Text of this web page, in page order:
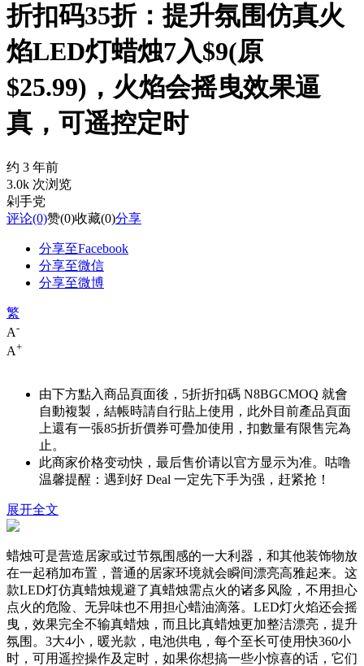
折扣码35折：提升氛围仿真火
焰LED灯蜡烛7入$9(原
$25.99)，火焰会摇曳效果逼
真，可遥控定时
约 3 年前
3.0k 次浏览
剁手党
评论(0)赞(0)收藏(0)分享
分享至Facebook
分享至微信
分享至微博
繁
A-
A+
由下方點入商品頁面後，5折折扣碼 N8BGCMOQ 就會
自動複製，結帳時請自行貼上使用，此外目前產品頁面
上還有一張85折折價券可疊加使用，扣數量有限售完為
止。
此商家价格变动快，最后售价请以官方显示为准。咕噜
温馨提醒：遇到好 Deal 一定先下手为强，赶紧抢！
展开全文
蜡烛可是营造居家或过节氛围感的一大利器，和其他装饰物放
在一起稍加布置，普通的居家环境就会瞬间漂亮高雅起来。这
款LED灯仿真蜡烛规避了真蜡烛需点火的诸多风险，不用担心
点火的危险、无异味也不用担心蜡油滴落。LED灯火焰还会摇
曳，效果完全不输真蜡烛，而且比真蜡烛更加整洁漂亮，提升
氛围。3大4小，暖光款，电池供电，每个至长可使用快360小
时，可用遥控操作及定时，如果你想搞一些小惊喜的话，它们